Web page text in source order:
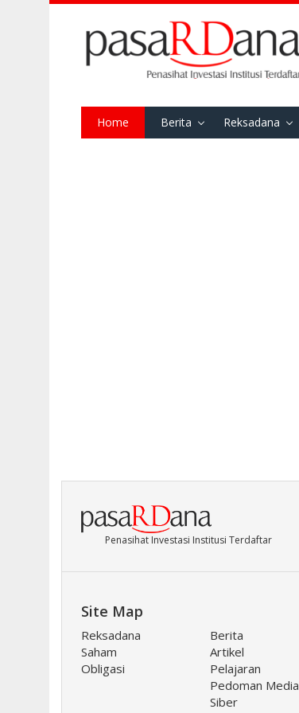
Home Berita Reksadana
Penasihat Investasi Institusi Terdaftar
Site Map
Reksadana
Saham
Obligasi
Berita
Artikel
Pelajaran
Pedoman Media
Siber